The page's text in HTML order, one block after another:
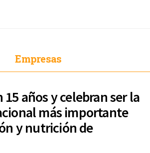
Empresas
años y celebran ser la
más importante
y nutrición de